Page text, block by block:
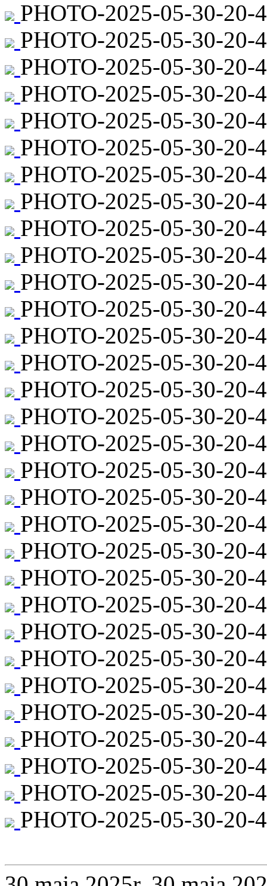
PHOTO-2025-05-30-20-
PHOTO-2025-05-30-20-
PHOTO-2025-05-30-20-
PHOTO-2025-05-30-20-
PHOTO-2025-05-30-20-
PHOTO-2025-05-30-20-
PHOTO-2025-05-30-20-
PHOTO-2025-05-30-20-
PHOTO-2025-05-30-20-
PHOTO-2025-05-30-20-
PHOTO-2025-05-30-20-
PHOTO-2025-05-30-20-
PHOTO-2025-05-30-20-
PHOTO-2025-05-30-20-
PHOTO-2025-05-30-20-
PHOTO-2025-05-30-20-
PHOTO-2025-05-30-20-
PHOTO-2025-05-30-20-
PHOTO-2025-05-30-20-
PHOTO-2025-05-30-20-
PHOTO-2025-05-30-20-
PHOTO-2025-05-30-20-
PHOTO-2025-05-30-20-
PHOTO-2025-05-30-20-
PHOTO-2025-05-30-20-
PHOTO-2025-05-30-20-
PHOTO-2025-05-30-20-
PHOTO-2025-05-30-20-
PHOTO-2025-05-30-20-
PHOTO-2025-05-30-20-
PHOTO-2025-05-30-20-